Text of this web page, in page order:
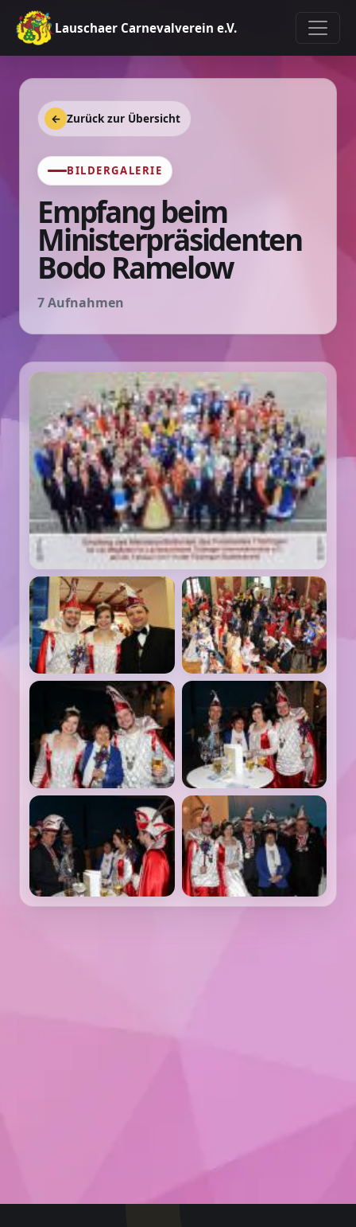
Lauschaer Carnevalverein e.V.
← Zurück zur Übersicht
BILDERGALERIE
Empfang beim
Ministerpräsidenten
Bodo Ramelow
7 Aufnahmen